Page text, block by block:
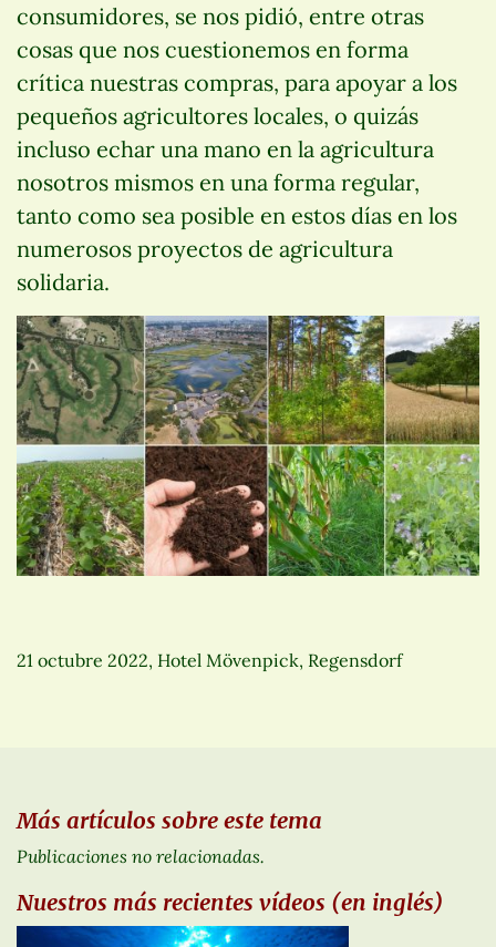
consumidores, se nos pidió, entre otras
cosas que nos cuestionemos en forma
crítica nuestras compras, para apoyar a los
pequeños agricultores locales, o quizás
incluso echar una mano en la agricultura
nosotros mismos en una forma regular,
tanto como sea posible en estos días en los
numerosos proyectos de agricultura
solidaria.
21 octubre 2022, Hotel Mövenpick, Regensdorf
Más artículos sobre este tema
Publicaciones no relacionadas.
Nuestros más recientes vídeos (en inglés)